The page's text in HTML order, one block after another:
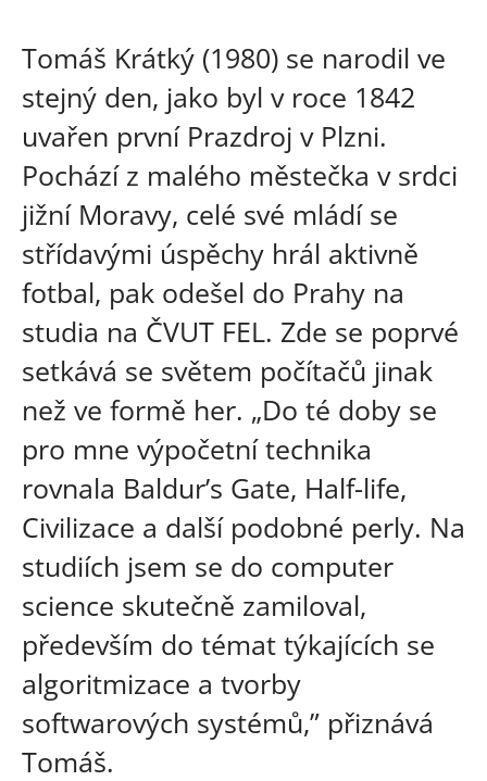
Tomáš Krátký (1980) se narodil ve
stejný den, jako byl v roce 1842
uvařen první Prazdroj v Plzni.
Pochází z malého městečka v srdci
jižní Moravy, celé své mládí se
střídavými úspěchy hrál aktivně
fotbal, pak odešel do Prahy na
studia na ČVUT FEL. Zde se poprvé
setkává se světem počítačů jinak
než ve formě her. „Do té doby se
pro mne výpočetní technika
rovnala Baldur’s Gate, Half-life,
Civilizace a další podobné perly. Na
studiích jsem se do computer
science skutečně zamiloval,
především do témat týkajících se
algoritmizace a tvorby
softwarových systémů,” přiznává
Tomáš.